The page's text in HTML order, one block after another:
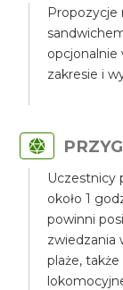
Propozycje
opcjonalnie
zakresie i
Uczestnicy
około 1
powinni
zwiedzania
plaże,